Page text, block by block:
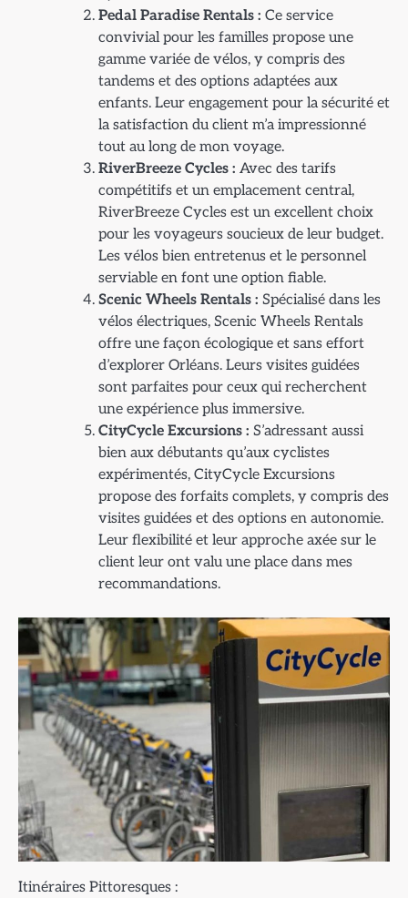
Pedal Paradise Rentals : Ce service
convivial pour les familles propose une
gamme variée de vélos, y compris des
tandems et des options adaptées aux
enfants. Leur engagement pour la sécurité et
la satisfaction du client m’a impressionné
tout au long de mon voyage.
RiverBreeze Cycles : Avec des tarifs
compétitifs et un emplacement central,
RiverBreeze Cycles est un excellent choix
pour les voyageurs soucieux de leur budget.
Les vélos bien entretenus et le personnel
serviable en font une option fiable.
Scenic Wheels Rentals : Spécialisé dans les
vélos électriques, Scenic Wheels Rentals
offre une façon écologique et sans effort
d’explorer Orléans. Leurs visites guidées
sont parfaites pour ceux qui recherchent
une expérience plus immersive.
CityCycle Excursions : S’adressant aussi
bien aux débutants qu’aux cyclistes
expérimentés, CityCycle Excursions
propose des forfaits complets, y compris des
visites guidées et des options en autonomie.
Leur flexibilité et leur approche axée sur le
client leur ont valu une place dans mes
recommandations.
Itinéraires Pittoresques :